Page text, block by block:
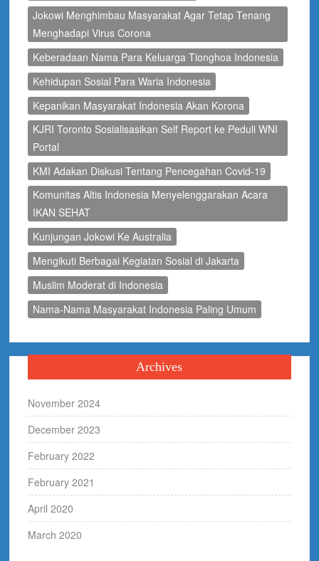
Jokowi Menghimbau Masyarakat Agar Tetap Tenang
Menghadapi Virus Corona
Keberadaan Nama Para Keluarga Tionghoa Indonesia
Kehidupan Sosial Para Waria Indonesia
Kepanikan Masyarakat Indonesia Akan Korona
KJRI Toronto Sosialisasikan Self Report ke Peduli WNI
Portal
KMI Adakan Diskusi Tentang Pencegahan Covid-19
Komunitas Altis Indonesia Menyelenggarakan Acara
IKAN SEHAT
Kunjungan Jokowi Ke Australia
Mengikuti Berbagai Kegiatan Sosial di Jakarta
Muslim Moderat di Indonesia
Nama-Nama Masyarakat Indonesia Paling Umum
Archives
November 2024
December 2023
February 2022
February 2021
April 2020
March 2020